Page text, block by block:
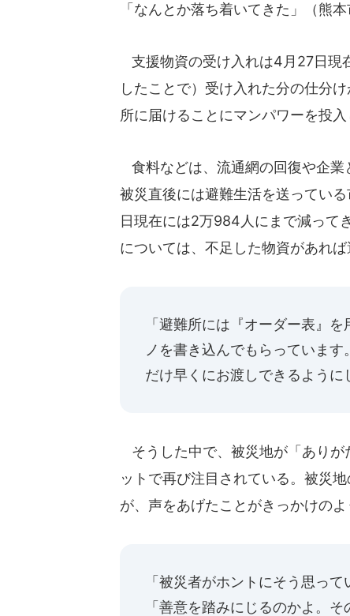
「なんとか落ち着いてきた」（熊
支援物資の受け入れは4月27日現
したことで）受け入れた分の仕分
所に届けることにマンパワーを投
食料などは、流通網の回復や企業
被災直後には避難生活を送ってい
日現在には2万984人にまで減って
については、不足した物資があれ
「避難所には『オーダー表』
ノを書き込んでもらっていま
だけ早くにお渡しできるように
そうした中で、被災地が「ありが
ットで再び注目されている。被災
が、声をあげたことがきっかけのよ
「被災者がホントにそう思っ
「善意を踏みにじるのかよ。そ